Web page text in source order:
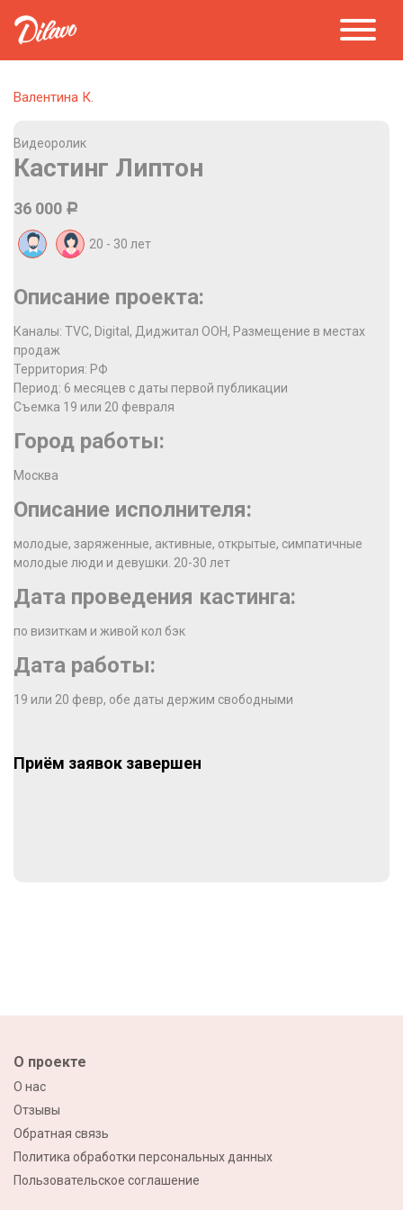
Валентина К.
Видеоролик
Кастинг Липтон
36 000 Р
20 - 30 лет
Описание проекта:
Каналы: TVC, Digital, Диджитал OOH, Размещение в местах
продаж
Территория: РФ
Период: 6 месяцев с даты первой публикации
Съемка 19 или 20 февраля
Город работы:
Москва
Описание исполнителя:
молодые, заряженные, активные, открытые, симпатичные
молодые люди и девушки. 20-30 лет
Дата проведения кастинга:
по визиткам и живой кол бэк
Дата работы:
19 или 20 февр, обе даты держим свободными
Приём заявок завершен
О проекте
О нас
Отзывы
Обратная связь
Политика обработки персональных данных
Пользовательское соглашение